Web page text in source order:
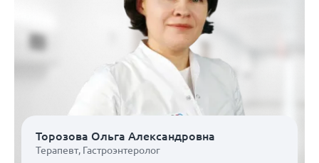
Торозова Ольга Александровна
Терапевт, Гастроэнтеролог